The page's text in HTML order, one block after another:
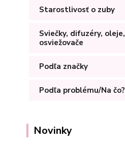
Starostlivosť o zuby
Sviečky, difuzéry, oleje,
osviežovače
Podľa značky
Podľa problému/Na čo?
Novinky